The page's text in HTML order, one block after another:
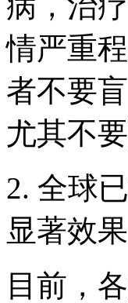
情严重
者不要
尤其不
2. 全球
显著效果
目前，